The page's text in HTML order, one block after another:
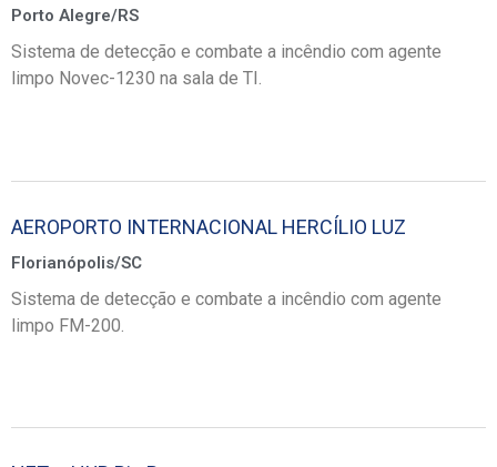
Porto Alegre/RS
Sistema de detecção e combate a incêndio com agente
limpo Novec-1230 na sala de TI.
AEROPORTO INTERNACIONAL HERCÍLIO LUZ
Florianópolis/SC
Sistema de detecção e combate a incêndio com agente
limpo FM-200.